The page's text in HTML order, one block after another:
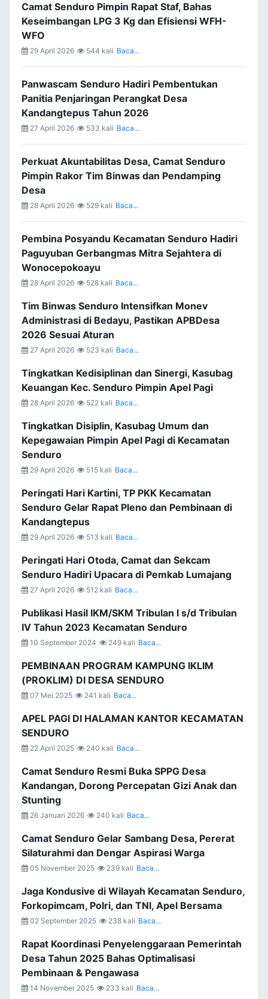
Camat Senduro Pimpin Rapat Staf, Bahas
Keseimbangan LPG 3 Kg dan Efisiensi WFH-
WFO
29 April 2026 544 kali Baca...
Panwascam Senduro Hadiri Pembentukan
Panitia Penjaringan Perangkat Desa
Kandangtepus Tahun 2026
27 April 2026 533 kali Baca...
Perkuat Akuntabilitas Desa, Camat Senduro
Pimpin Rakor Tim Binwas dan Pendamping
Desa
28 April 2026 529 kali Baca...
Pembina Posyandu Kecamatan Senduro Hadiri
Paguyuban Gerbangmas Mitra Sejahtera di
Wonocepokoayu
28 April 2026 528 kali Baca...
Tim Binwas Senduro Intensifkan Monev
Administrasi di Bedayu, Pastikan APBDesa
2026 Sesuai Aturan
27 April 2026 523 kali Baca...
Tingkatkan Kedisiplinan dan Sinergi, Kasubag
Keuangan Kec. Senduro Pimpin Apel Pagi
28 April 2026 522 kali Baca...
Tingkatkan Disiplin, Kasubag Umum dan
Kepegawaian Pimpin Apel Pagi di Kecamatan
Senduro
29 April 2026 515 kali Baca...
Peringati Hari Kartini, TP PKK Kecamatan
Senduro Gelar Rapat Pleno dan Pembinaan di
Kandangtepus
29 April 2026 513 kali Baca...
Peringati Hari Otoda, Camat dan Sekcam
Senduro Hadiri Upacara di Pemkab Lumajang
27 April 2026 512 kali Baca...
Publikasi Hasil IKM/SKM Tribulan I s/d Tribulan
IV Tahun 2023 Kecamatan Senduro
10 September 2024 249 kali Baca...
PEMBINAAN PROGRAM KAMPUNG IKLIM
(PROKLIM) DI DESA SENDURO
07 Mei 2025 241 kali Baca...
APEL PAGI DI HALAMAN KANTOR KECAMATAN
SENDURO
22 April 2025 240 kali Baca...
Camat Senduro Resmi Buka SPPG Desa
Kandangan, Dorong Percepatan Gizi Anak dan
Stunting
26 Januari 2026 240 kali Baca...
Camat Senduro Gelar Sambang Desa, Pererat
Silaturahmi dan Dengar Aspirasi Warga
05 November 2025 239 kali Baca...
Jaga Kondusive di Wilayah Kecamatan Senduro,
Forkopimcam, Polri, dan TNI, Apel Bersama
02 September 2025 238 kali Baca...
Rapat Koordinasi Penyelenggaraan Pemerintah
Desa Tahun 2025 Bahas Optimalisasi
Pembinaan & Pengawasa
14 November 2025 233 kali Baca...